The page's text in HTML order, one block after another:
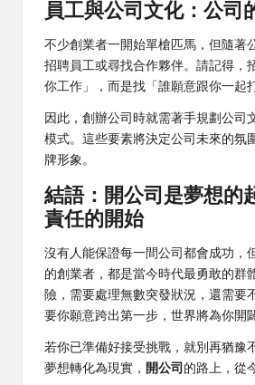
員工與公司文化：公司
不少創業者一開始單槍匹馬，但隨著
招聘員工或尋找合作夥伴。請記得，
你工作」，而是找「誰願意跟你一起
因此，創辦公司時就需著手規劃公司
模式。這些要素將決定公司未來的氛
牌形象。
結語： 開公司 是夢想的
責任的開始
沒有人能保證每一間公司都會成功，
的創業者，都是當今時代最勇敢的群
險，需要處理無數突發狀況，還需要
要你願意跨出第一步，世界將為你開
若你已準備好接受挑戰，就別再猶豫
夢想轉化為現實，
開公司 的路上，從